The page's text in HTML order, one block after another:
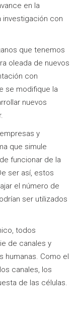
en la
investigación con
que tenemos
oleada de nuevos
con
se modifique la
nuevos
y
que simule
funcionar de la
ser así, estos
el número de
ser utilizados
todos
de canales y
humanas. Como el
canales, los
de las células.